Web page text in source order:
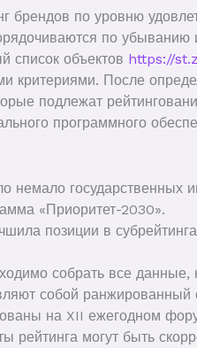
брендов по уровню
по
список объектов https://
критериями. После
подлежат
программного
немало
«Приоритет-2030».
позиции в
собрать все данные,
собой ранжированный
на XII ежегодном
рейтинга могут быть